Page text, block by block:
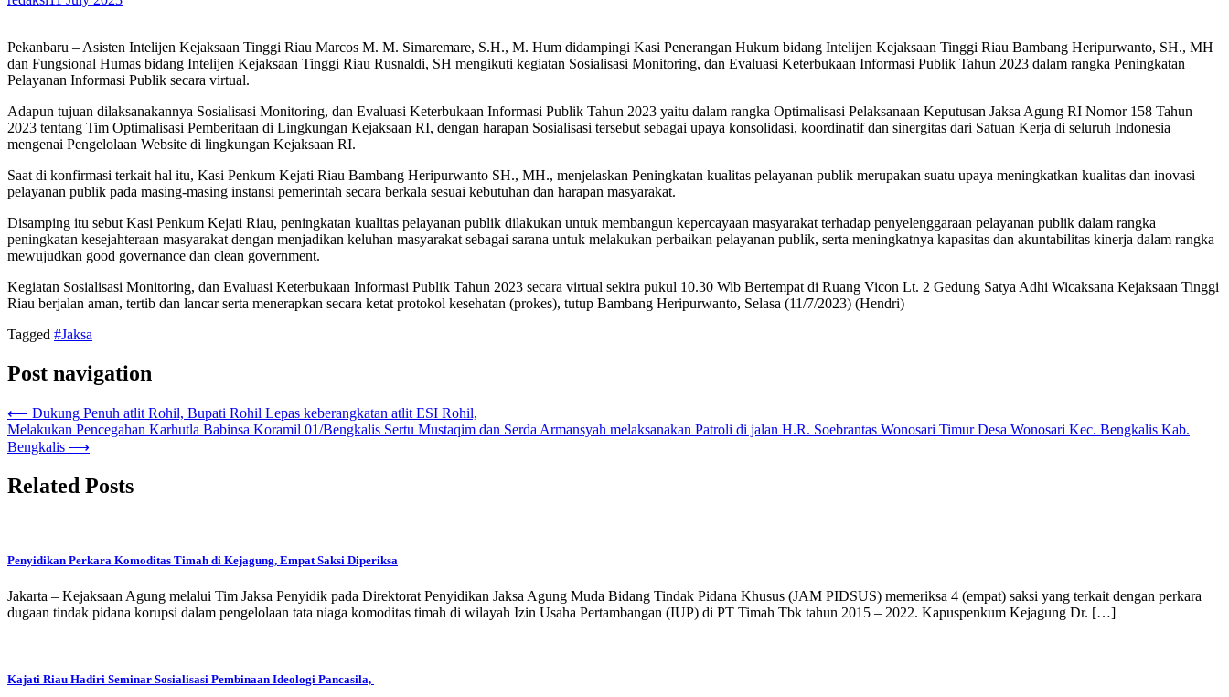
Pekanbaru – Asisten Intelijen Kejaksaan Tinggi Riau Marcos M. M. Simaremare, S.H., M. Hum didampingi Kasi Penerangan Hukum bidang Intelijen Kejaksaan Tinggi Riau Bambang Heripurwanto, SH., MH
dan Fungsional Humas bidang Intelijen Kejaksaan Tinggi Riau Rusnaldi, SH mengikuti kegiatan Sosialisasi Monitoring, dan Evaluasi Keterbukaan Informasi Publik Tahun 2023 dalam rangka Peningkatan
Pelayanan Informasi Publik secara virtual.
Adapun tujuan dilaksanakannya Sosialisasi Monitoring, dan Evaluasi Keterbukaan Informasi Publik Tahun 2023 yaitu dalam rangka Optimalisasi Pelaksanaan Keputusan Jaksa Agung RI Nomor 158 Tahun
2023 tentang Tim Optimalisasi Pemberitaan di Lingkungan Kejaksaan RI, dengan harapan Sosialisasi tersebut sebagai upaya konsolidasi, koordinatif dan sinergitas dari Satuan Kerja di seluruh Indonesia
mengenai Pengelolaan Website di lingkungan Kejaksaan RI.
Saat di konfirmasi terkait hal itu, Kasi Penkum Kejati Riau Bambang Heripurwanto SH., MH., menjelaskan Peningkatan kualitas pelayanan publik merupakan suatu upaya meningkatkan kualitas dan inovasi
pelayanan publik pada masing-masing instansi pemerintah secara berkala sesuai kebutuhan dan harapan masyarakat.
Disamping itu sebut Kasi Penkum Kejati Riau, peningkatan kualitas pelayanan publik dilakukan untuk membangun kepercayaan masyarakat terhadap penyelenggaraan pelayanan publik dalam rangka
peningkatan kesejahteraan masyarakat dengan menjadikan keluhan masyarakat sebagai sarana untuk melakukan perbaikan pelayanan publik, serta meningkatnya kapasitas dan akuntabilitas kinerja dalam rangka
mewujudkan good governance dan clean government.
Kegiatan Sosialisasi Monitoring, dan Evaluasi Keterbukaan Informasi Publik Tahun 2023 secara virtual sekira pukul 10.30 Wib Bertempat di Ruang Vicon Lt. 2 Gedung Satya Adhi Wicaksana Kejaksaan Tinggi
Riau berjalan aman, tertib dan lancar serta menerapkan secara ketat protokol kesehatan (prokes), tutup Bambang Heripurwanto, Selasa (11/7/2023) (Hendri)
Tagged #Jaksa
Post navigation
⟵ Dukung Penuh atlit Rohil, Bupati Rohil Lepas keberangkatan atlit ESI Rohil,
Melakukan Pencegahan Karhutla Babinsa Koramil 01/Bengkalis Sertu Mustaqim dan Serda Armansyah melaksanakan Patroli di jalan H.R. Soebrantas Wonosari Timur Desa Wonosari Kec. Bengkalis Kab.
Bengkalis ⟶
Related Posts
Penyidikan Perkara Komoditas Timah di Kejagung, Empat Saksi Diperiksa
Jakarta – Kejaksaan Agung melalui Tim Jaksa Penyidik pada Direktorat Penyidikan Jaksa Agung Muda Bidang Tindak Pidana Khusus (JAM PIDSUS) memeriksa 4 (empat) saksi yang terkait dengan perkara
dugaan tindak pidana korupsi dalam pengelolaan tata niaga komoditas timah di wilayah Izin Usaha Pertambangan (IUP) di PT Timah Tbk tahun 2015 – 2022. Kapuspenkum Kejagung Dr. […]
Kajati Riau Hadiri Seminar Sosialisasi Pembinaan Ideologi Pancasila,